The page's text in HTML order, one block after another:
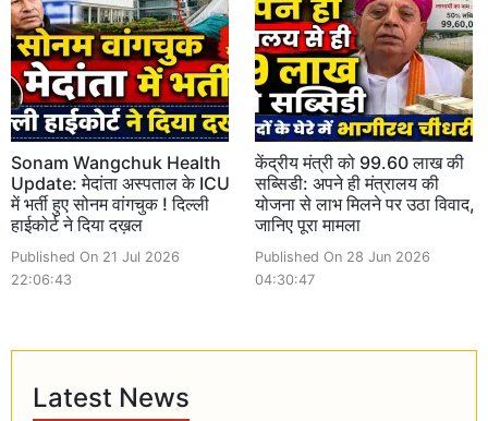
Sonam Wangchuk Health
Update: मेदांता अस्पताल के ICU
में भर्ती हुए सोनम वांगचुक ! दिल्ली
हाईकोर्ट ने दिया दख़ल
Published On 21 Jul 2026
22:06:43
केंद्रीय मंत्री को 99.60 लाख की
सब्सिडी: अपने ही मंत्रालय की
योजना से लाभ मिलने पर उठा विवाद,
जानिए पूरा मामला
Published On 28 Jun 2026
04:30:47
Latest News